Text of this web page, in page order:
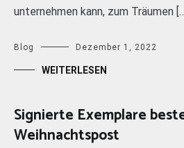
unternehmen kann, zum Träumen
Blog Dezember 1, 2022
WEITERLESEN
Signierte Exemplare
Weihnachtspost